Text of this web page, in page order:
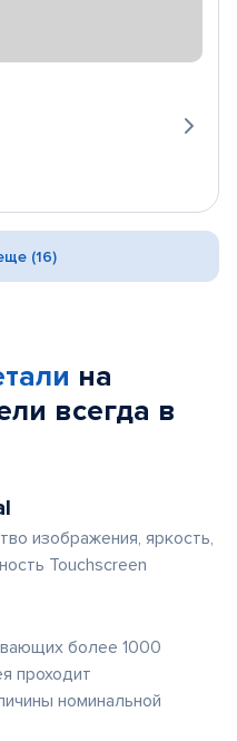
(16)
на
всегда в
изображения, яркость,
Touchscreen
более 1000
проходит
номинальной